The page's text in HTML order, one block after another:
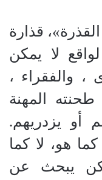
قذارة
لا يمكن
والفقراء ،
المهنة
أو يزدريهم.
هو، لا كما
يبحث عن